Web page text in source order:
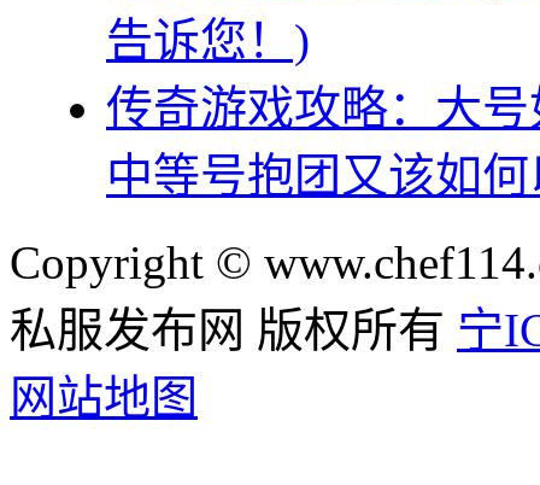
告诉您！)
传奇游戏攻略：大
中等号抱团又该如
Copyright ©
私服发布网 版权所有 宁
网站地图